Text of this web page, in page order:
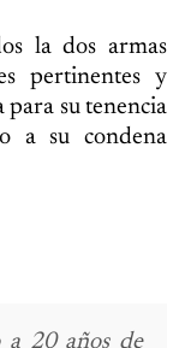
la dos armas
pertinentes y
su tenencia
a su condena
20 años de